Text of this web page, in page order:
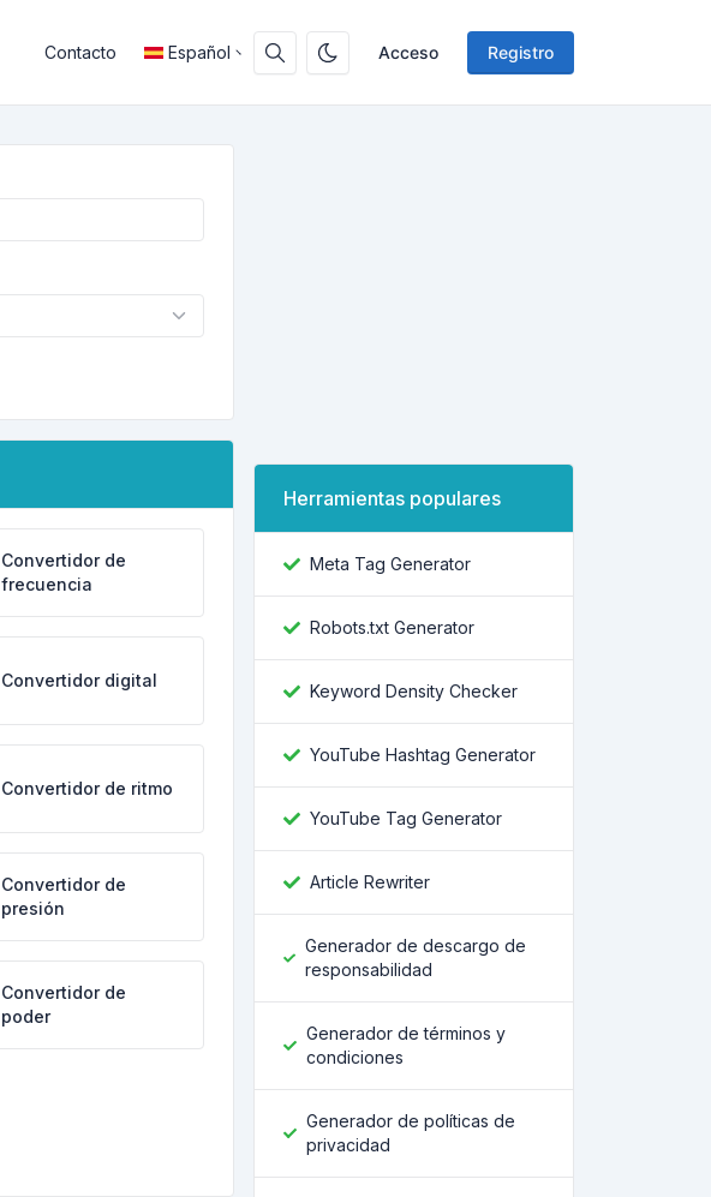
Acceso Registro
Contacto Español
Convertidor de
frecuencia
Convertidor digital
Convertidor de ritmo
Convertidor de
presión
Convertidor de
poder
Herramientas populares
Meta Tag Generator
Robots.txt Generator
Keyword Density Checker
YouTube Hashtag Generator
YouTube Tag Generator
Article Rewriter
Generador de descargo de
responsabilidad
Generador de términos y
condiciones
Generador de políticas de
privacidad